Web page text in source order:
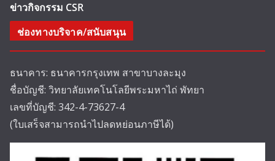
ข่าวกิจกรรม CSR
ช่องทางบริจาค/สนับสนุน
ธนาคาร: ธนาคารกรุงเทพ สาขาบางละมุง
ชื่อบัญชี: วิทยาลัยเทคโนโลยีพระมหาไถ่ พัทยา
เลขที่บัญชี: 342-4-73627-4
(ใบเสร็จสามารถนำไปลดหย่อนภาษีได้)